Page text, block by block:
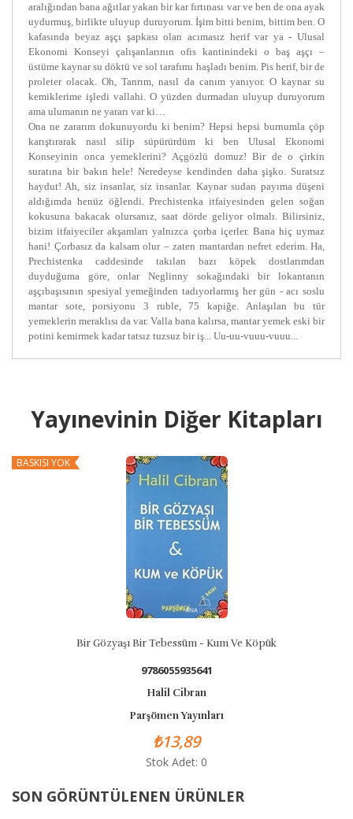
aralığından bana ağıtlar yakan bir kar fırtınası var ve ben de ona ayak
uydurmuş, birlikte uluyup duruyorum. İşim bitti benim, bittim ben. O
kafasında beyaz aşçı şapkası olan acımasız herif var ya - Ulusal
Ekonomi Konseyi çalışanlarının ofis kantinindeki o baş aşçı –
üstüme kaynar su döktü ve sol tarafımı haşladı benim. Pis herif, bir de
proleter olacak. Oh, Tanrım, nasıl da canım yanıyor. O kaynar su
kemiklerime işledi vallahi. O yüzden durmadan uluyup duruyorum
ama ulumanın ne yararı var ki…
Ona ne zararım dokunuyordu ki benim? Hepsi hepsi burnumla çöp
karıştırarak nasıl silip süpürürdüm ki ben Ulusal Ekonomi
Konseyinin onca yemeklerini? Açgözlü domuz! Bir de o çirkin
suratına bir bakın hele! Neredeyse kendinden daha şişko. Suratsız
haydut! Ah, siz insanlar, siz insanlar. Kaynar sudan payıma düşeni
aldığımda henüz öğlendi. Prechistenka itfaiyesinden gelen soğan
kokusuna bakacak olursanız, saat dörde geliyor olmalı. Bilirsiniz,
bizim itfaiyeciler akşamları yalnızca çorba içerler. Bana hiç uymaz
hani! Çorbasız da kalsam olur – zaten mantardan nefret ederim. Ha,
Prechistenka caddesinde takılan bazı köpek dostlarımdan
duyduğuma göre, onlar Neglinny sokağındaki bir lokantanın
aşçıbaşısının spesiyal yemeğinden tadıyorlarmış her gün - acı soslu
mantar sote, porsiyonu 3 ruble, 75 kapiğe. Anlaşılan bu tür
yemeklerin meraklısı da var. Valla bana kalırsa, mantar yemek eski bir
potini kemirmek kadar tatsız tuzsuz bir iş... Uu-uu-vuuu-vuuu...
Yayınevinin Diğer Kitapları
BASKISI YOK
Bir Gözyaşı Bir Tebessüm - Kum Ve Köpük
9786055935641
Halil Cibran
Parşömen Yayınları
₺13,89
Stok Adet: 0
SON GÖRÜNTÜLENEN ÜRÜNLER